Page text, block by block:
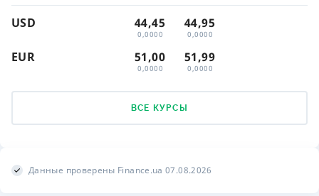
USD 44,45
0,0000
44,95
0,0000
EUR 51,00
0,0000
51,99
0,0000
ВСЕ КУРСЫ
Данные проверены Finance.ua 07.08.2026